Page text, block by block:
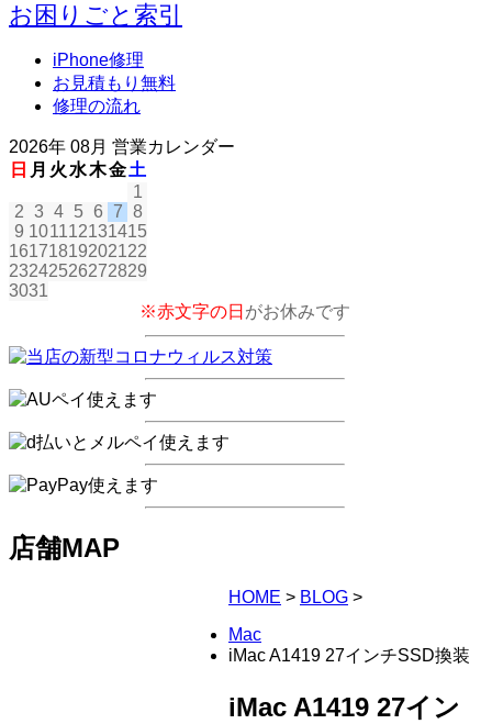
お困りごと索引
iPhone修理
お見積もり無料
修理の流れ
2026年 08月 営業カレンダー
日 月 火 水木金土
1
2 3 4 5 6 7 8
9 101112131415
16171819202122
23242526272829
3031
※赤文字の日 がお休みです
店舗MAP
HOME > BLOG >
Mac
iMac A1419 27インチSSD換装
iMac A1419 27イン